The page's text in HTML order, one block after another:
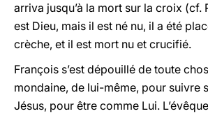
arriva jusqu’à la mort sur la croix (cf.
est Dieu, mais il est né nu, il a été
crèche, et il est mort nu et crucifié.
François s’est dépouillé de toute
mondaine, de lui-même, pour suivre
Jésus, pour être comme Lui.